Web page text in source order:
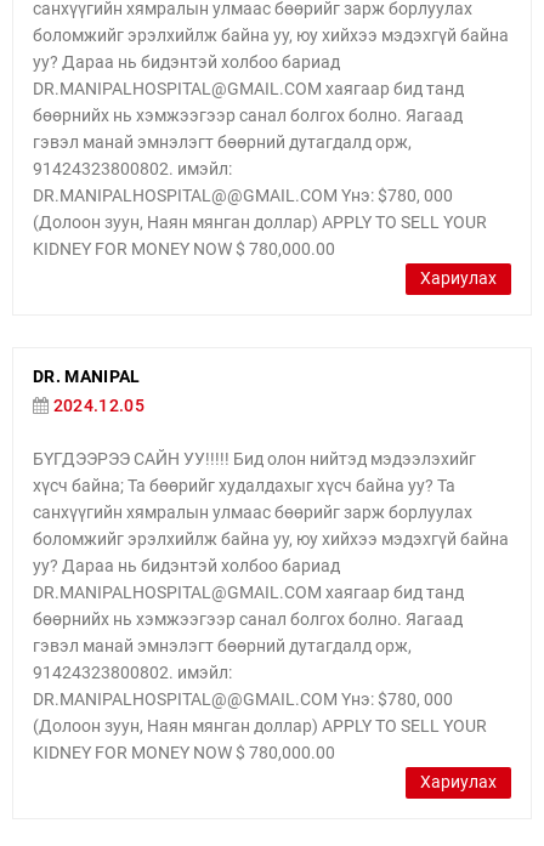
санхүүгийн хямралын улмаас бөөрийг зарж борлуулах
боломжийг эрэлхийлж байна уу, юу хийхээ мэдэхгүй байна
уу? Дараа нь бидэнтэй холбоо бариад
DR.MANIPALHOSPITAL@GMAIL.COM хаягаар бид танд
бөөрнийх нь хэмжээгээр санал болгох болно. Яагаад
гэвэл манай эмнэлэгт бөөрний дутагдалд орж,
91424323800802. имэйл:
DR.MANIPALHOSPITAL@@GMAIL.COM Yнэ: $780, 000
(Долоон зуун, Наян мянган доллар) APPLY TO SELL YOUR
KIDNEY FOR MONEY NOW $ 780,000.00
Хариулах
DR. MANIPAL
2024.12.05
БҮГДЭЭРЭЭ САЙН УУ!!!!! Бид олон нийтэд мэдээлэхийг
хүсч байна; Та бөөрийг худалдахыг хүсч байна уу? Та
санхүүгийн хямралын улмаас бөөрийг зарж борлуулах
боломжийг эрэлхийлж байна уу, юу хийхээ мэдэхгүй байна
уу? Дараа нь бидэнтэй холбоо бариад
DR.MANIPALHOSPITAL@GMAIL.COM хаягаар бид танд
бөөрнийх нь хэмжээгээр санал болгох болно. Яагаад
гэвэл манай эмнэлэгт бөөрний дутагдалд орж,
91424323800802. имэйл:
DR.MANIPALHOSPITAL@@GMAIL.COM Yнэ: $780, 000
(Долоон зуун, Наян мянган доллар) APPLY TO SELL YOUR
KIDNEY FOR MONEY NOW $ 780,000.00
Хариулах